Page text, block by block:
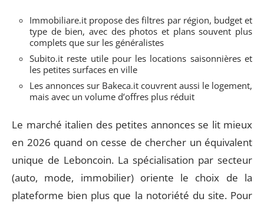
Immobiliare.it propose des filtres par région, budget et
type de bien, avec des photos et plans souvent plus
complets que sur les généralistes
Subito.it reste utile pour les locations saisonnières et
les petites surfaces en ville
Les annonces sur Bakeca.it couvrent aussi le logement,
mais avec un volume d’offres plus réduit
Le marché italien des petites annonces se lit mieux
en 2026 quand on cesse de chercher un équivalent
unique de Leboncoin. La spécialisation par secteur
(auto, mode, immobilier) oriente le choix de la
plateforme bien plus que la notoriété du site. Pour